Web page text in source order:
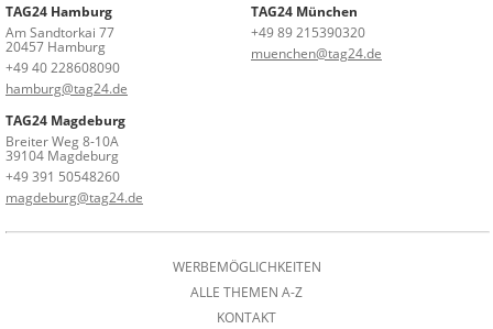
TAG24 Hamburg
Am Sandtorkai 77
20457 Hamburg
+49 40 228608090
hamburg@tag24.de
TAG24 München
+49 89 215390320
muenchen@tag24.de
TAG24 Magdeburg
Breiter Weg 8-10A
39104 Magdeburg
+49 391 50548260
magdeburg@tag24.de
WERBEMÖGLICHKEITEN
ALLE THEMEN A-Z
KONTAKT